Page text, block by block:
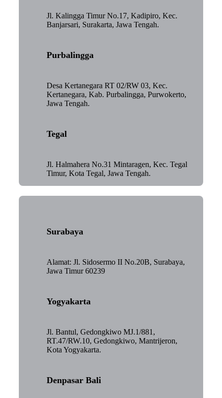
Jl. Kalingga Timur No.17, Kadipiro, Kec.
Banjarsari, Surakarta, Jawa Tengah.
Purbalingga
Desa Kertanegara RT 02/RW 03, Kec.
Kertanegara, Kab. Purbalingga, Purwokerto,
Jawa Tengah.
Tegal
Jl. Halmahera No.31 Mintaragen, Kec. Tegal
Timur, Kota Tegal, Jawa Tengah.
Surabaya
Alamat: Jl. Sidosermo II No.20B, Surabaya,
Jawa Timur 60239
Yogyakarta
Jl. Bantul, Gedongkiwo MJ.1/881,
RT.47/RW.10, Gedongkiwo, Mantrijeron,
Kota Yogyakarta.
Denpasar Bali